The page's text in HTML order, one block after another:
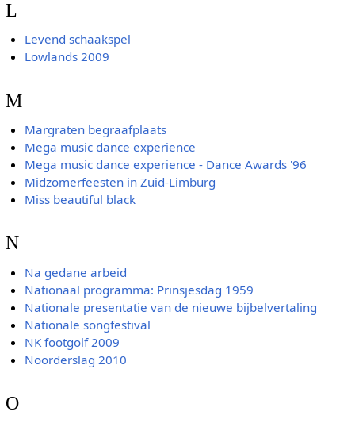
L
Levend schaakspel
Lowlands 2009
M
Margraten begraafplaats
Mega music dance experience
Mega music dance experience - Dance Awards '96
Midzomerfeesten in Zuid-Limburg
Miss beautiful black
N
Na gedane arbeid
Nationaal programma: Prinsjesdag 1959
Nationale presentatie van de nieuwe bijbelvertaling
Nationale songfestival
NK footgolf 2009
Noorderslag 2010
O